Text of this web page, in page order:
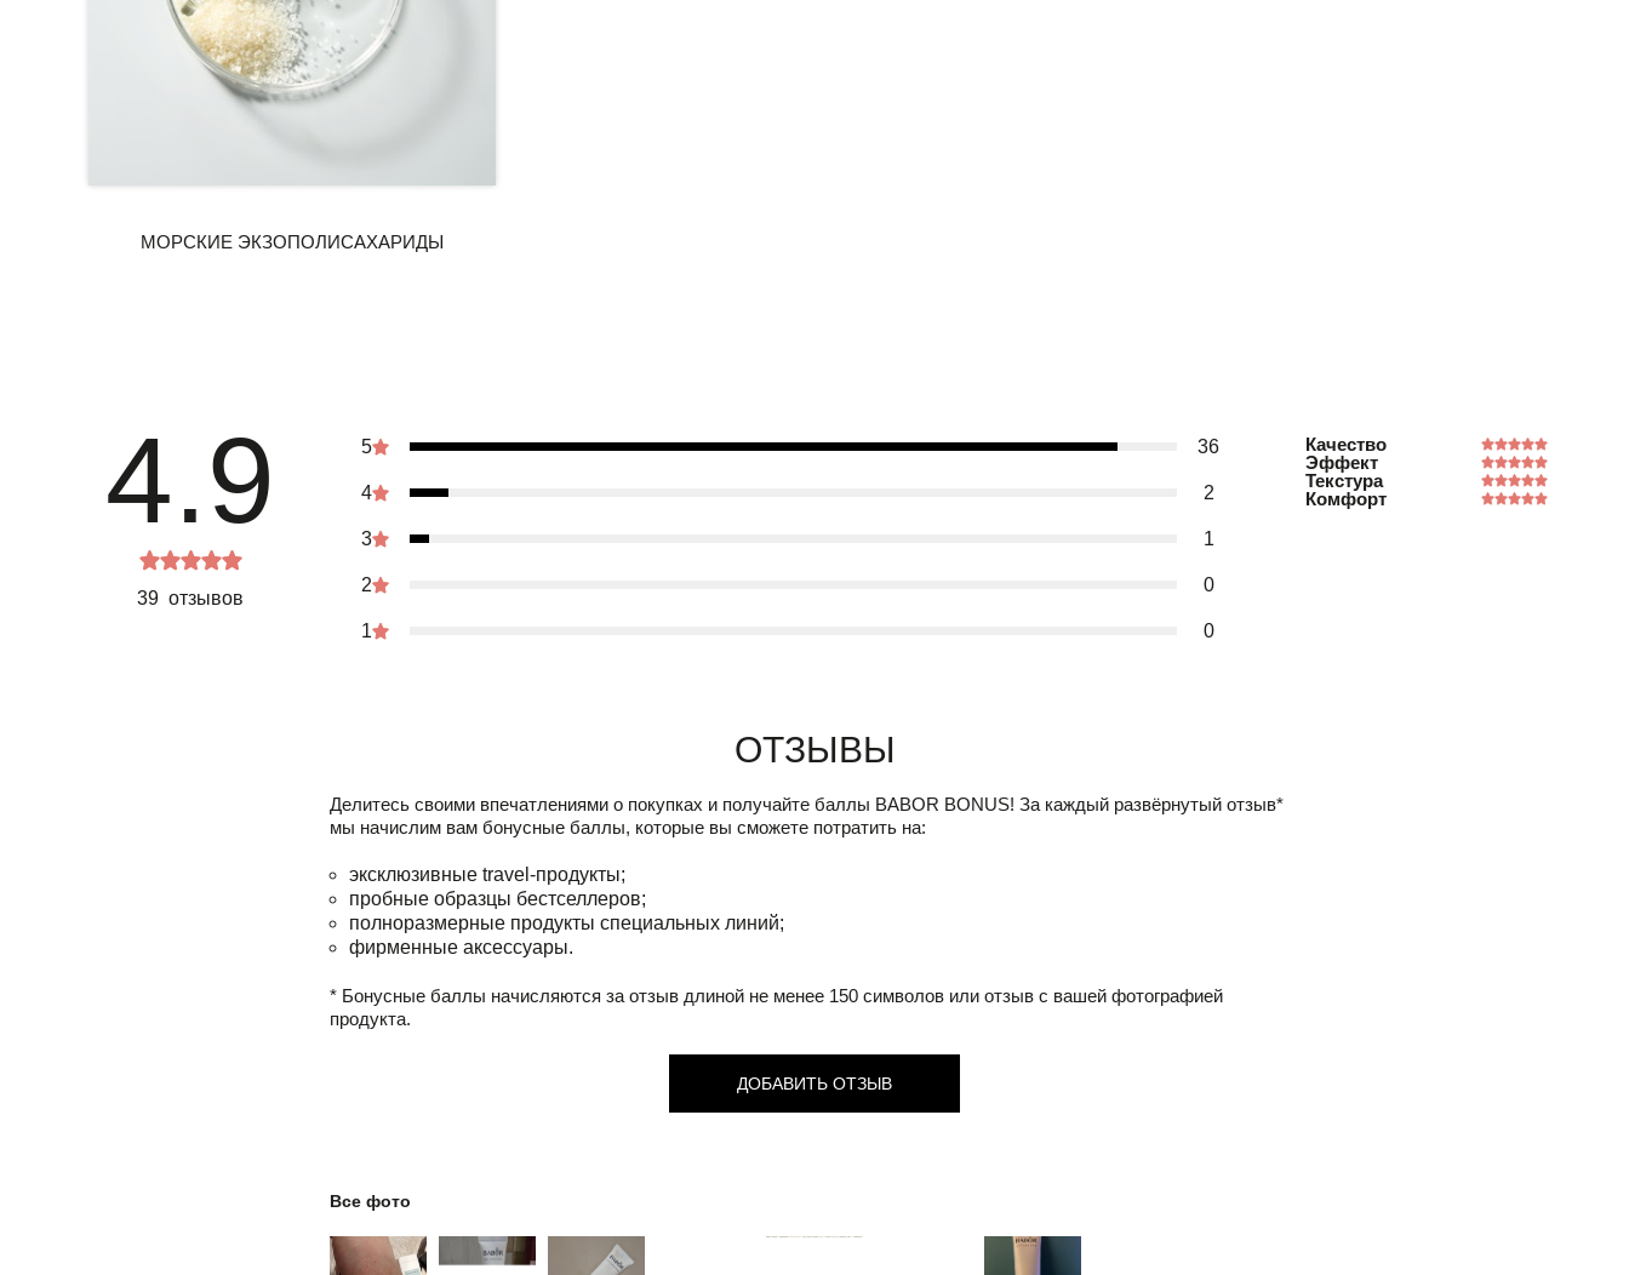
4.9
39 отзывов
5 36
4 2
3 1
2 0
1 0
Качество
Эффект
Текстура
Комфорт
Отзывы
Делитесь своими впечатлениями о покупках и получайте баллы BABOR BONUS! За каждый развёрнутый отзыв*
мы начислим вам бонусные баллы, которые вы сможете потратить на:
эксклюзивные travel-продукты;
пробные образцы бестселлеров;
полноразмерные продукты специальных линий;
фирменные аксессуары.
* Бонусные баллы начисляются за отзыв длиной не менее 150 символов или отзыв с вашей фотографией
продукта.
ДОБАВИТЬ ОТЗЫВ
Все фото